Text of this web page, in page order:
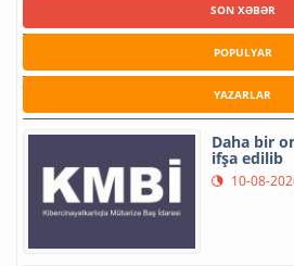
SON XƏBƏR
POPULYAR
YAZARLAR
Daha bir
ifşa edilib
10-08-